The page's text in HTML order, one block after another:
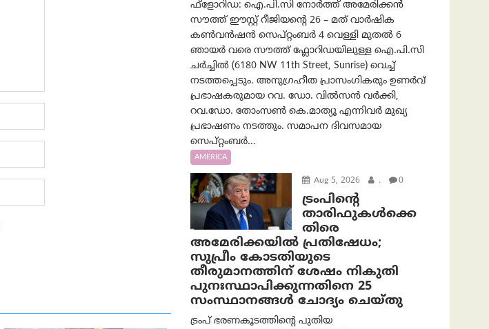
ഫ്ളോറിഡ: ഐ.പി.സി നോർത്ത് അമേരിക്കൻ
സൗത്ത് ഈസ്റ്റ് റീജിയന്റെ 26 – മത് വാർഷിക
കൺവൻഷൻ സെപ്റ്റംബർ 4 വെള്ളി മുതൽ 6
ഞായർ വരെ സൗത്ത് ഫ്ലോറിഡയിലുള്ള ഐ.പി.സി
ചർച്ചിൽ (6180 NW 11th Street, Sunrise) വെച്ച്
നടത്തപ്പെടും. അനുഗ്രഹീത പ്രാസംഗികരും ഉണർവ്
പ്രഭാഷകരുമായ റവ. ഡോ. വിൽസൻ വർക്കി,
റവ.ഡോ. തോംസൺ കെ.മാത്യൂ എന്നിവർ മുഖ്യ
പ്രഭാഷണം നടത്തും. സമാപന ദിവസമായ
സെപ്റ്റംബർ...
AMERICA
Aug 5, 2026 . 0
ട്രംപിന്റെ
താരിഫുകൾക്കെ
തിരെ
അമേരിക്കയില്‍ പ്രതിഷേധം;
സുപ്രീം കോടതിയുടെ
തീരുമാനത്തിന് ശേഷം നികുതി
പുനഃസ്ഥാപിക്കുന്നതിനെ 25
സംസ്ഥാനങ്ങൾ ചോദ്യം ചെയ്തു
ട്രംപ് ഭരണകൂടത്തിന്റെ പുതിയ